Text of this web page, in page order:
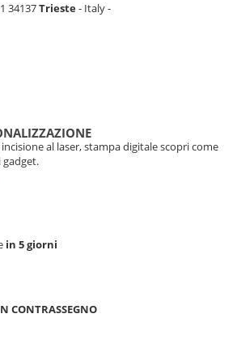
34137Trieste- Italy -
al laser, stampa digitale scopri come
in 5 giorni
CONTRASSEGNO